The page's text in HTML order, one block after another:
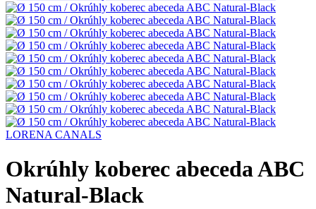
LORENA CANALS
Okrúhly koberec abeceda ABC
Natural-Black